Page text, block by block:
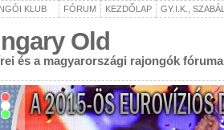
KLUB FÓRUM KEZDŐLAP GY.I.K.,
Old
és a magyarországi rajongók fóruma